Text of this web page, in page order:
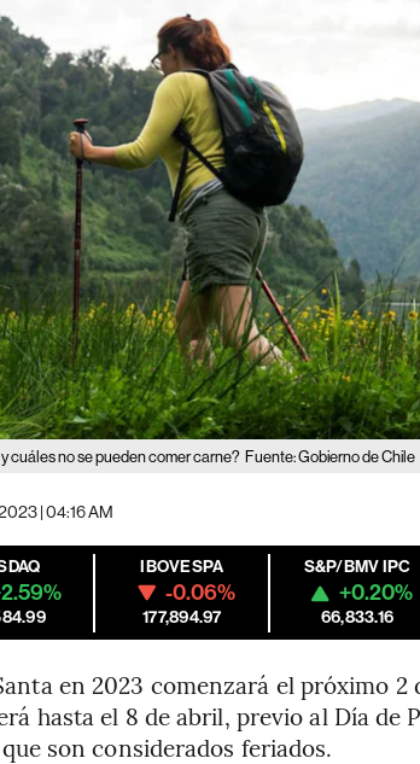
cuáles no se pueden comer carne? Fuente: Gobierno de Chile
| 04:16 AM
IBOVESPA
-0.06%
177,894.97
S&P/BMV IPC
+0.20%
66,833.16
en 2023 comenzará el próximo 2
hasta el 8 de abril, previo al Día de
son considerados feriados.